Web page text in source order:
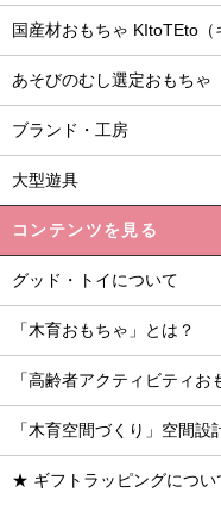
国産材おもちゃ KItoTEto（
あそびのむし選定おもちゃ
ブランド・工房
大型遊具
コンテンツを見る
グッド・トイについて
「木育おもちゃ」とは？
「高齢者アクティビティお
「木育空間づくり」空間設
★ ギフトラッピングについ